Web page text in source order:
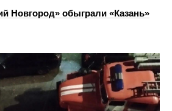
Новгород» обыграли «Казань»